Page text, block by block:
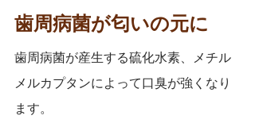
歯周病菌が匂いの元に
歯周病菌が産生する硫化水素、メチル
メルカプタンによって口臭が強くなり
ます。